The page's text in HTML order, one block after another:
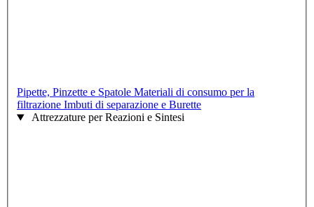
Pipette, Pinzette e Spatole Materiali di consumo per la
filtrazione Imbuti di separazione e Burette
Attrezzature per Reazioni e Sintesi